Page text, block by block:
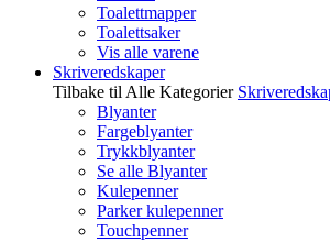
Toalettmapper
Toalettsaker
Vis alle varene
Skriveredskaper
Tilbake til Alle Kategorier
Blyanter
Fargeblyanter
Trykkblyanter
Se alle Blyanter
Kulepenner
Parker kulepenner
Touchpenner